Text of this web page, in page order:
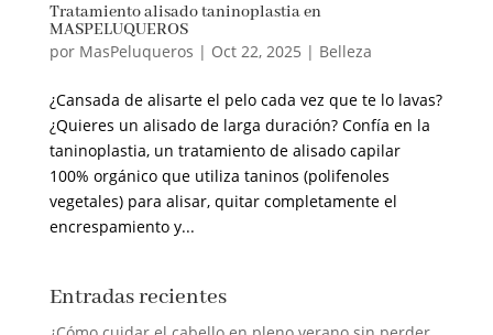
Tratamiento alisado taninoplastia en
MASPELUQUEROS
por MasPeluqueros | Oct 22, 2025 | Belleza
¿Cansada de alisarte el pelo cada vez que te lo lavas?
¿Quieres un alisado de larga duración? Confía en la
taninoplastia, un tratamiento de alisado capilar
100% orgánico que utiliza taninos (polifenoles
vegetales) para alisar, quitar completamente el
encrespamiento y...
Entradas recientes